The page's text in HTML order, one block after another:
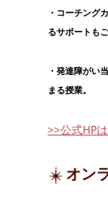
・コーチング
るサポートも
・発達障がい
まる授業。
>>公式HP
オン